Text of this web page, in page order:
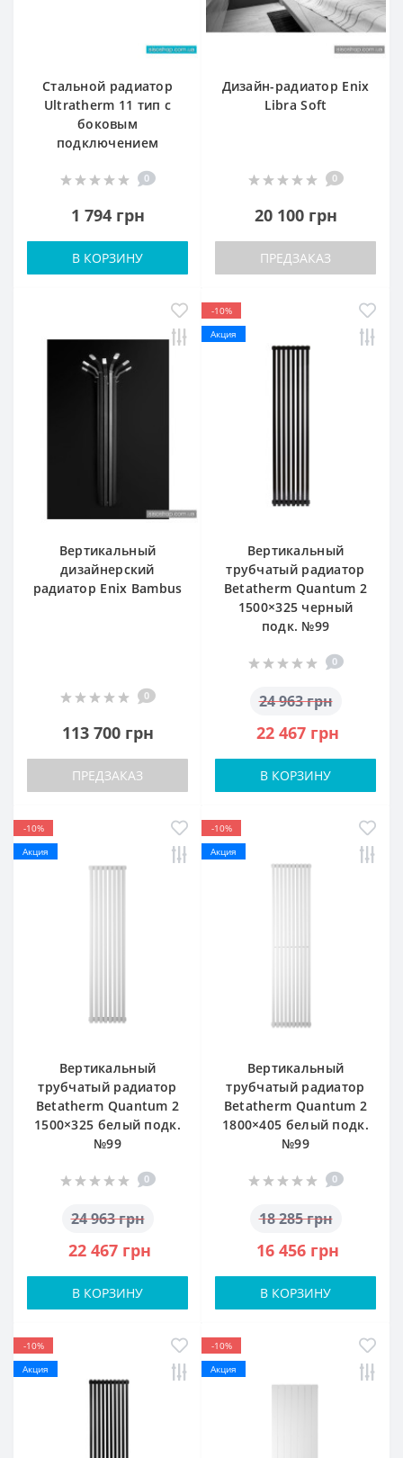
Стальной радиатор
Ultratherm 11 тип с
боковым
подключением
0
1 794 грн
В КОРЗИНУ
Дизайн-радиатор Enix
Libra Soft
0
20 100 грн
ПРЕДЗАКАЗ
Вертикальный
дизайнерский
радиатор Enix Bambus
0
113 700 грн
ПРЕДЗАКАЗ
-10%
Акция
Вертикальный
трубчатый радиатор
Betatherm Quantum 2
1500×325 черный
подк. №99
0
24 963 грн
22 467 грн
В КОРЗИНУ
-10%
Акция
Вертикальный
трубчатый радиатор
Betatherm Quantum 2
1500×325 белый подк.
№99
0
24 963 грн
22 467 грн
В КОРЗИНУ
-10%
Акция
Вертикальный
трубчатый радиатор
Betatherm Quantum 2
1800×405 белый подк.
№99
0
18 285 грн
16 456 грн
В КОРЗИНУ
-10%
Акция
-10%
Акция